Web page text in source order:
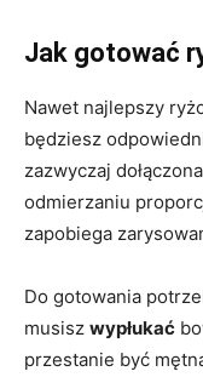
Jak gotować
Nawet najlepszy
będziesz
zazwyczaj
odmierzaniu
zapobiega
Do gotowania
musisz wypłukać
przestanie być